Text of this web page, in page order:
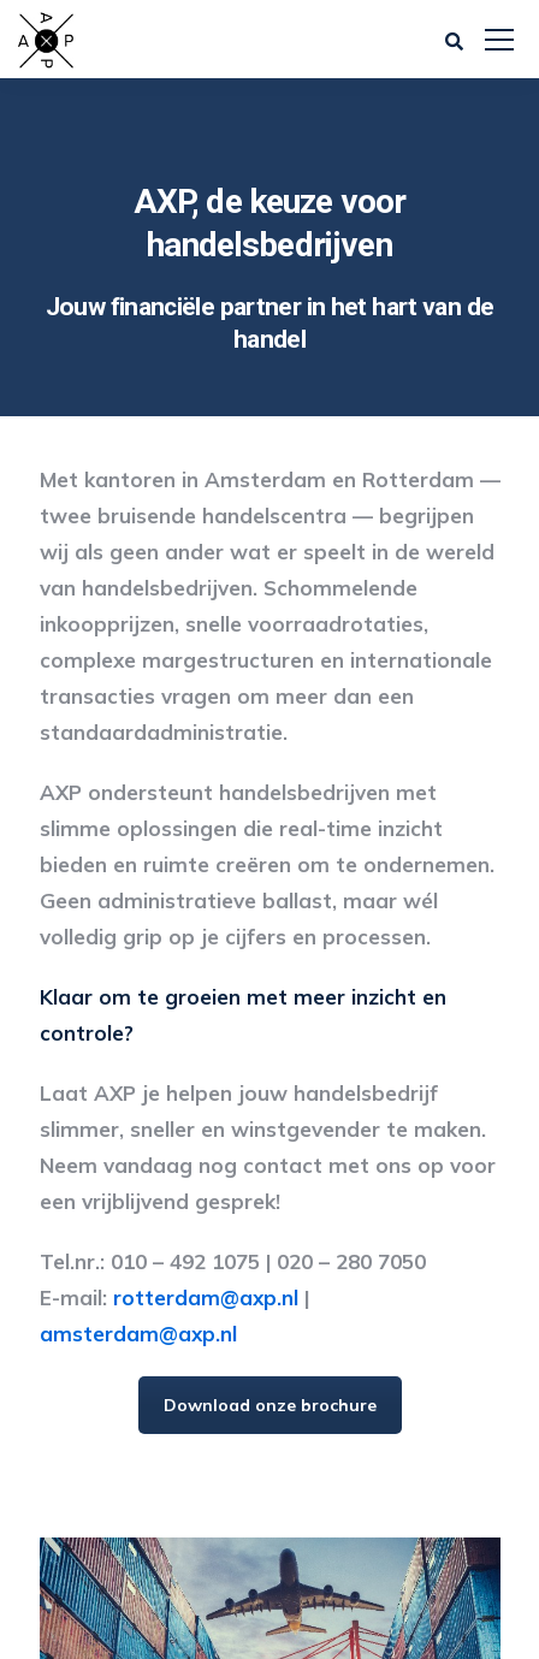
AXP, de keuze voor
handelsbedrijven
Jouw financiële partner in het hartvan de
handel
Met kantoren in Amsterdam en Rotterdam —
twee bruisende handelscentra — begrijpen
wij als geen ander wat er speelt in de wereld
van handelsbedrijven. Schommelende
inkoopprijzen, snelle voorraadrotaties,
complexe margestructuren en internationale
transacties vragen om meer dan een
standaardadministratie.
AXP ondersteunt handelsbedrijven met
slimme oplossingen die real-time inzicht
bieden en ruimte creëren om te ondernemen.
Geen administratieve ballast, maar wél
volledig grip op je cijfers en processen.
Klaar om te groeien met meer inzicht en
controle?
Laat AXP je helpen jouw handelsbedrijf
slimmer, sneller en winstgevender te maken.
Neem vandaag nog contact met ons op voor
een vrijblijvend gesprek!
Tel.nr.: 010 – 492 1075 | 020 – 280 7050
E-mail: rotterdam@axp.nl|
amsterdam@axp.nl
Download onze brochure